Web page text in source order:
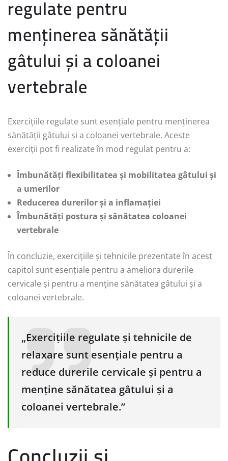
regulate pentru
menținerea sănătății
gâtului și a coloanei
vertebrale
Exercițiile regulate sunt esențiale pentru menținerea
sănătății gâtului și a coloanei vertebrale. Aceste
exerciții pot fi realizate în mod regulat pentru a:
Îmbunătăți flexibilitatea și mobilitatea gâtului și
a umerilor
Reducerea durerilor și a inflamației
Îmbunătăți postura și sănătatea coloanei
vertebrale
În concluzie, exercițiile și tehnicile prezentate în acest
capitol sunt esențiale pentru a ameliora durerile
cervicale și pentru a menține sănătatea gâtului și a
coloanei vertebrale.
„Exercițiile regulate și tehnicile de
relaxare sunt esențiale pentru a
reduce durerile cervicale și pentru a
menține sănătatea gâtului și a
coloanei vertebrale.”